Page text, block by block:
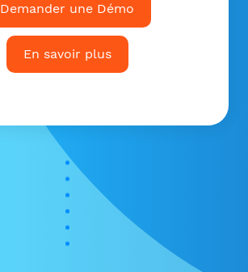
Demander une Démo
En savoir plus